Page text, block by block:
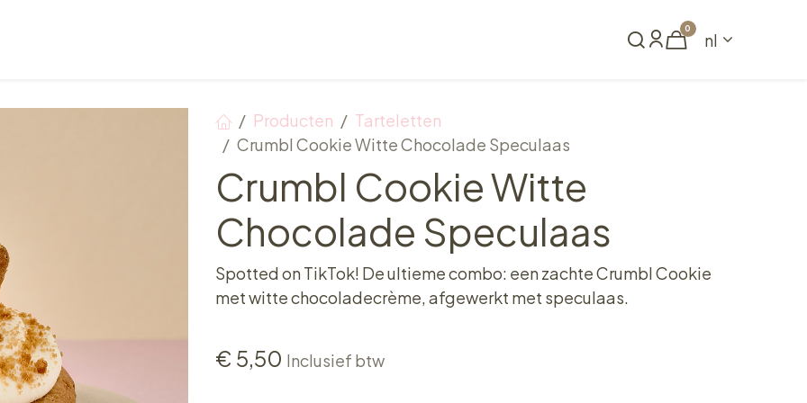
0
nl
Producten
Tarteletten
Crumbl Cookie Witte Chocolade Speculaas
Crumbl Cookie Witte
Chocolade Speculaas
Spotted on TikTok! De ultieme combo: een zachte Crumbl Cookie
met witte chocoladecrème, afgewerkt met speculaas.
€ 5,50 Inclusief btw